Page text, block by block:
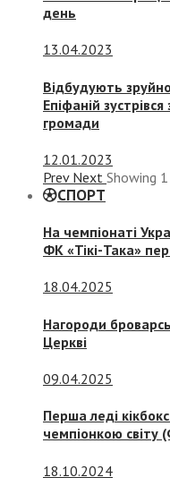
день
13.04.2023
Відбудують
Епіфаній
громади
12.01.2023
Prev Next Showing 1
СПОРТ
На чемпіонаті
ФК «Тікі-Така»
18.04.2025
Нагороди
Церкві
09.04.2025
Перша леді
чемпіонкою світу
18.10.2024